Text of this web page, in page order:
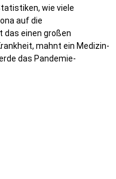
wie viele
auf die
das einen großen
mahnt ein Medizin-
das Pandemie-